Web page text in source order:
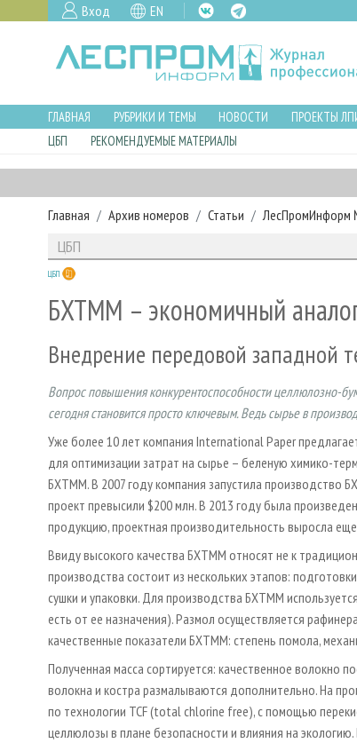
Вход EN
ГЛАВНАЯ РУБРИКИ И ТЕМЫ НОВОСТИ ПРОЕКТЫ
ЦБП
РЕКОМЕНДУЕМЫЕ МАТЕРИАЛЫ
Главная Архив номеров Статьи ЛесПромИнформ
ЦБП
ЦБП
БХТММ – экономичный
Внедрение передовой западной
Вопрос повышения конкурентоспособности целлюлозно-
сегодня становится просто ключевым. Ведь сырье в
Уже более 10 лет компания International Paper
для оптимизации затрат на сырье – беленую химико-
БХТММ. В 2007 году компания запустила производство
проект превысили $200 млн. В 2013 году была
продукцию, проектная производительность выросла
Ввиду высокого качества БХТММ относят не к
производства состоит из нескольких этапов:
сушки и упаковки. Для производства БХТММ
есть от ее назначения). Размол осуществляется
качественные показатели БХТММ: степень помола,
Полученная масса сортируется: качественное волокно
волокна и костра размалываются дополнительно. На
по технологии TCF (total chlorine free), с помощью
целлюлозы в плане безопасности и влияния на